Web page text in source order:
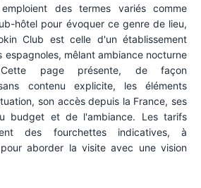
des termes variés comme
hôtel pour évoquer ce genre de lieu,
Club est celle d'un établissement
espagnoles, mêlant ambiance nocturne
page présente, de façon
contenu explicite, les éléments
son accès depuis la France, ses
budget et de l'ambiance. Les tarifs
des fourchettes indicatives, à
aborder la visite avec une vision